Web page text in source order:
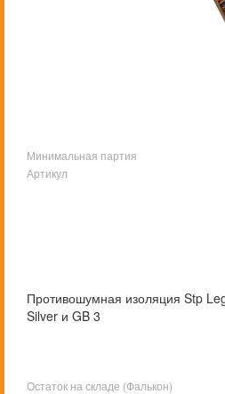
Минимальная партия
Артикул
Противошумная изоляция Stp
Silver и GB 3
Остаток на складе (Фалькон)